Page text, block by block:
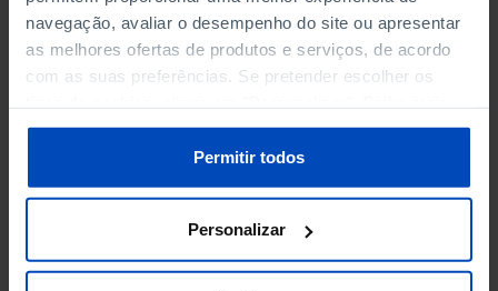
navegação, avaliar o desempenho do site ou apresentar
as melhores ofertas de produtos e serviços, de acordo
com as suas preferências. Se pretender escolher os
sobre cookies através da gestão de preferências ou da
Política de Cookies.
Permitir todos
Personalizar
POR SEXO
TAXA DE DESEMPREGO POR GRUPO ETÁRIO
TAXA DE DESEMPREGO POR NÍVEL DE ESCOLARIDADE